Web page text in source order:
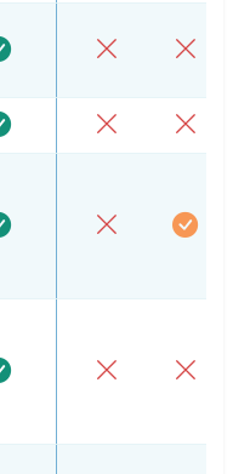
Ergebnisse
geschult
Lehrkräfte
4,8/5
allen DELE-Niveaus
um Perfektion. Es geht
das Verständnis dafür,
Sie früh, bereiten Sie
Selbstvertrauen.
über 10.000